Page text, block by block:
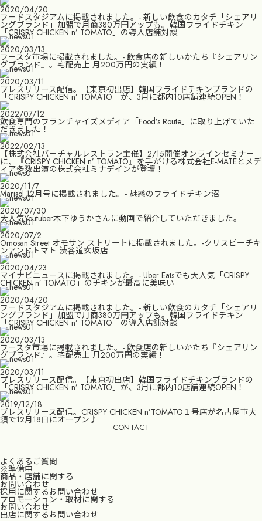
2020/04/20
フードスタジアムに掲載されました。- 新しい飲食のカタチ「シェアリ
ングブランド」加盟で月商380万円アップも。韓国フライドチキン
「CRISPY CHICKEN n’ TOMATO」の導入店舗対談
2020/03/13
フースタ市場に掲載されました。- 飲食店の新しいかたち『シェアリン
グブランド』。宅配売上 月200万円の実績！
2020/03/11
プレスリリース配信。【東京初出店】韓国フライドチキンブランドの
「CRISPY CHICKEN n’ TOMATO」が、3月に都内10店舗連続OPEN！
2022/07/12
飲食専門のフランチャイズメディア「Food’s Route」に取り上げていた
だきました！
2022/02/13
【株式会社バーチャルレストラン主催】2/15開催オンラインセミナー
に、『CRISPY CHICKEN n’ TOMATO』を手がける株式会社E-MATEとメデ
ィア多数出演の株式会社ミナデインが登壇！
2020/11/7
Marisol 12月号に掲載されました。- 魅惑のフライドチキン沼
2020/07/30
大人気Youtuber木下ゆうかさんに動画で紹介していただきました。
2020/07/2
Omosan Street オモサン ストリートに掲載されました。-クリスピーチキ
ンアンドトマト 渋谷道玄坂店
2020/04/23
マイナビニュースに掲載されました。- Uber Eatsでも大人気「CRISPY
CHICKEN n’ TOMATO」のチキンが最高に美味い
2020/04/20
フードスタジアムに掲載されました。- 新しい飲食のカタチ「シェアリ
ングブランド」加盟で月商380万円アップも。韓国フライドチキン
「CRISPY CHICKEN n’ TOMATO」の導入店舗対談
2020/03/13
フースタ市場に掲載されました。- 飲食店の新しいかたち『シェアリン
グブランド』。宅配売上 月200万円の実績！
2020/03/11
プレスリリース配信。【東京初出店】韓国フライドチキンブランドの
「CRISPY CHICKEN n’ TOMATO」が、3月に都内10店舗連続OPEN！
2019/12/18
プレスリリース配信。CRISPY CHICKEN n’TOMATO１号店が名古屋市大
須で12月18日にオープン♪
CONTACT
よくあるご質問
※準備中
商品・店舗に関する
お問い合わせ
採用に関するお問い合わせ
プロモーション・取材に関する
お問い合わせ
出店に関するお問い合わせ